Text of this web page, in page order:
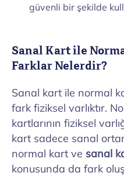
güvenli bir şekilde
Sanal Kart ile
Farklar Nelerdir?
Sanal kart ile normal
fark fiziksel varlıktır.
kartlarının fiziksel
kart sadece sanal
normal kart ve sanal
konusunda da fark